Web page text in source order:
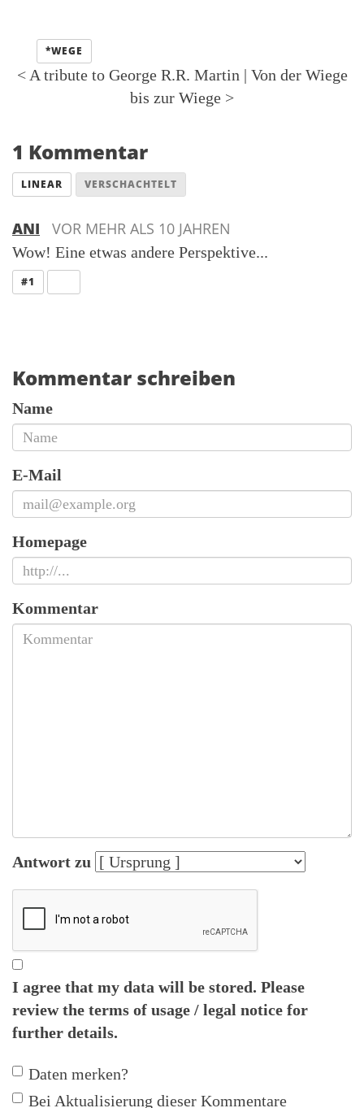
Kategorien:
*WEGE
< A tribute to George R.R. Martin | Von der Wiege
bis zur Wiege >
1 Kommentar
LINEAR VERSCHACHTELT
ANI VOR MEHR ALS 10 JAHREN
Wow! Eine etwas andere Perspektive...
#1
Kommentar schreiben
Name
E-Mail
Homepage
Kommentar
Antwort zu
I agree that my data will be stored. Please
review the terms of usage / legal notice for
further details.
Daten merken?
Bei Aktualisierung dieser Kommentare